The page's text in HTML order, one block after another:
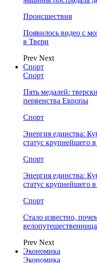
Происшествия
Появилось видео с
в Твери
Prev Next
Спорт
Спорт
Пять медалей:
первенства Европы
Спорт
Энергия единства:
статус крупнейшего
Спорт
Энергия единства:
статус крупнейшего
Спорт
Стало известно,
Prev Next
Экономика
Экономика